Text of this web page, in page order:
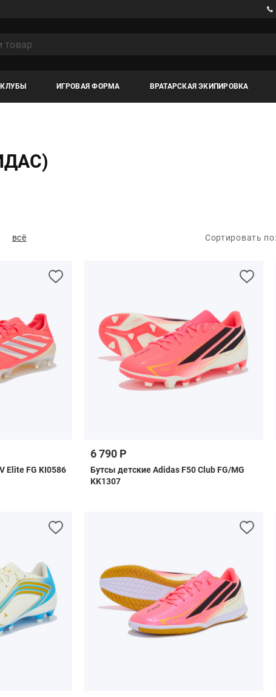
ИГРОВАЯ ФОРМА ВРАТАРСКАЯ ЭКИПИРОВКА
всё Сортировать по:
Elite FG KI0586
6 790 Р
Бутсы детские Adidas F50 Club FG/MG
KK1307